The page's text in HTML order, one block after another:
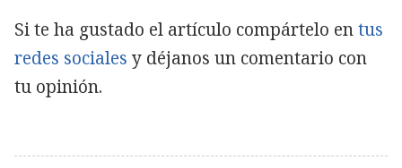
Si te ha gustado el artículo compártelo entus
redes sociales y déjanos un comentario con
tu opinión.